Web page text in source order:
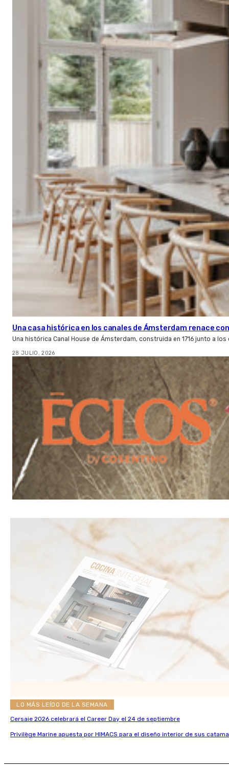
Una casa histórica en los canales de Ámsterdam renace
Una histórica Canal House de Ámsterdam, construida en 1716 junto a
28 JULIO, 2026
LO MÁS LEÍDO DE LA SEMANA
Cersaie 2026 celebrará el Career Day el 24 de septiembre
Privilège Marine apuesta por HIMACS para el diseño interior de sus